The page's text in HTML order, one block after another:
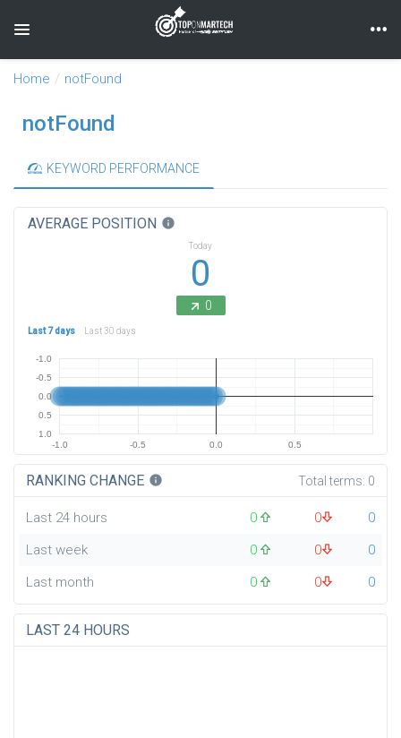
Toggle navigation
Home notFound
notFound
KEYWORD PERFORMANCE
AVERAGE POSITION info
Today
0
0
Last 7 days Last 30 days
-1.0 -0.5 0.0 0.5
-1.0
-0.5
0.0
0.5
1.0
RANKING CHANGE info Total terms: 0
Last 24 hours 0 0
0
Last week
0 0
0
Last month
0 0 0
LAST 24 HOURS